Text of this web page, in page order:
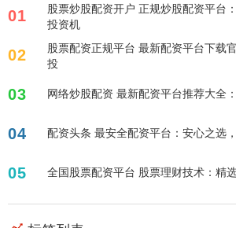
01
股票炒股配资开户 正规炒股配资平台
投资机
02
股票配资正规平台 最新配资平台下载
投
03 网络炒股配资 最新配资平台推荐大全
04 配资头条 最安全配资平台：安心之选
05 全国股票配资平台 股票理财技术：精